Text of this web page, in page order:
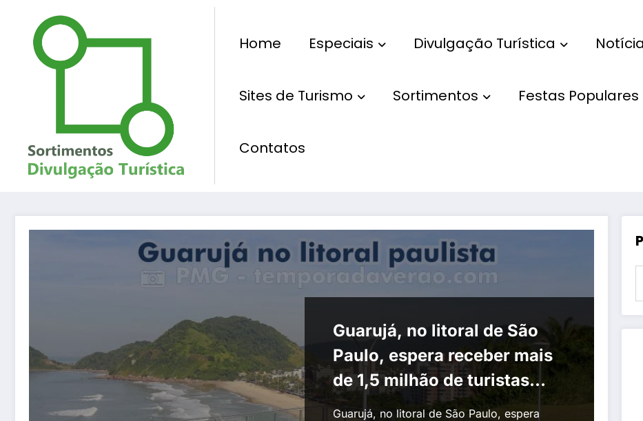
conteúdo
Home Especiais Divulgação Turística
Sites de Turismo Sortimentos Festas Populares
Contatos
Guarujá, no litoral de São
Paulo, espera receber mais
de 1,5 milhão de turistas
para festas de fim de ano
Guarujá, no litoral de São Paulo, espera